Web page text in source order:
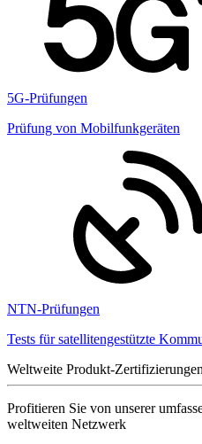
5G-Prüfungen
Prüfung von Mobilfunkgeräten
NTN-Prüfungen
Tests für satellitengestützte
Weltweite Produkt-Zertifizierungen
Profitieren Sie von unserer
weltweiten Netzwerk